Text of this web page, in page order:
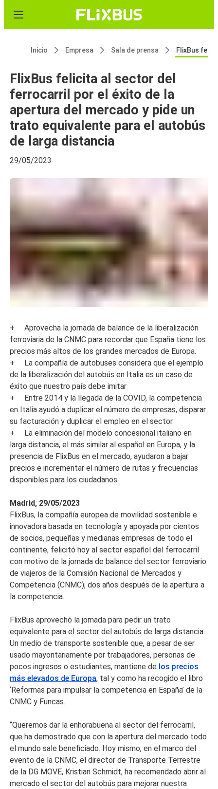
Inicio Empresa Sala de prensa FlixBus felicita al sector del ferrocarril por el éxito de la apertura del mercado
FlixBus felicita al sector del
ferrocarril por el éxito de la
apertura del mercado y pide un
trato equivalente para el autobús
de larga distancia
29/05/2023
+ Aprovecha la jornada de balance de la liberalización
ferroviaria de la CNMC para recordar que España tiene los
precios más altos de los grandes mercados de Europa.
+ La compañía de autobuses considera que el ejemplo
de la liberalización del autobús en Italia es un caso de
éxito que nuestro país debe imitar
+ Entre 2014 y la llegada de la COVID, la competencia
en Italia ayudó a duplicar el número de empresas, disparar
su facturación y duplicar el empleo en el sector.
+ La eliminación del modelo concesional italiano en
larga distancia, el más similar al español en Europa, y la
presencia de FlixBus en el mercado, ayudaron a bajar
precios e incrementar el número de rutas y frecuencias
disponibles para los ciudadanos.
Madrid, 29/05/2023
FlixBus, la compañía europea de movilidad sostenible e
innovadora basada en tecnología y apoyada por cientos
de socios, pequeñas y medianas empresas de todo el
continente, felicitó hoy al sector español del ferrocarril
con motivo de la jornada de balance del sector ferroviario
de viajeros de la Comisión Nacional de Mercados y
Competencia (CNMC), dos años después de la apertura a
la competencia.
FlixBus aprovechó la jornada para pedir un trato
equivalente para el sector del autobús de larga distancia.
Un medio de transporte sostenible que, a pesar de ser
usado mayoritariamente por trabajadores, personas de
pocos ingresos o estudiantes, mantiene de los precios
más elevados de Europa, tal y como ha recogido el libro
‘Reformas para impulsar la competencia en España’ de la
CNMC y Funcas.
“Queremos dar la enhorabuena al sector del ferrocarril,
que ha demostrado que con la apertura del mercado todo
el mundo sale beneficiado. Hoy mismo, en el marco del
evento de la CNMC, el director de Transporte Terrestre
de la DG MOVE, Kristian Schmidt, ha recomendado abrir al
mercado el sector del autobús para mejorar nuestra